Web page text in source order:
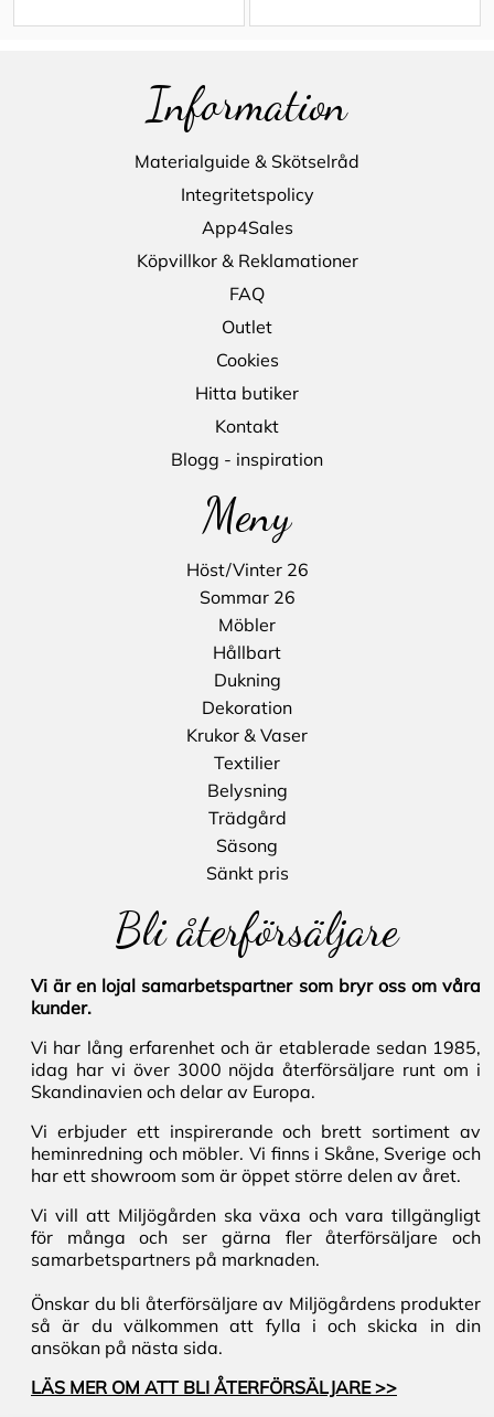
Information
Materialguide & Skötselråd
Integritetspolicy
App4Sales
Köpvillkor & Reklamationer
FAQ
Outlet
Cookies
Hitta butiker
Kontakt
Blogg - inspiration
Meny
Höst/Vinter 26
Sommar 26
Möbler
Hållbart
Dukning
Dekoration
Krukor & Vaser
Textilier
Belysning
Trädgård
Säsong
Sänkt pris
Bli återförsäljare
Vi är en lojal samarbetspartner som bryr oss om våra
kunder.
Vi har lång erfarenhet och är etablerade sedan 1985,
idag har vi över 3000 nöjda återförsäljare runt om i
Skandinavien och delar av Europa.
Vi erbjuder ett inspirerande och brett sortiment av
heminredning och möbler. Vi finns i Skåne, Sverige och
har ett showroom som är öppet större delen av året.
Vi vill att Miljögården ska växa och vara tillgängligt
för många och ser gärna fler återförsäljare och
samarbetspartners på marknaden.
Önskar du bli återförsäljare av Miljögårdens produkter
så är du välkommen att fylla i och skicka in din
ansökan på nästa sida.
LÄS MER OM ATT BLI ÅTERFÖRSÄLJARE >>